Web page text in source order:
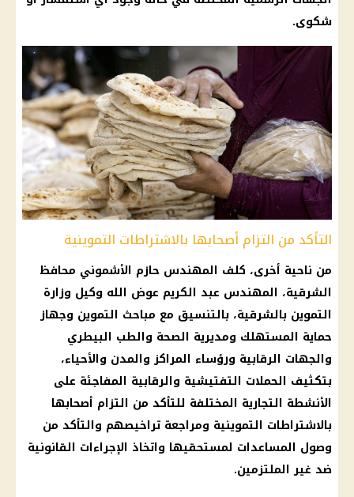
شكوى.
التأكد من التزام أصحابها بالاشتراطات التموينية
من ناحية أخرى، كلف المهندس حازم الأشموني محافظ
الشرقية، المهندس عبد الكريم عوض الله وكيل وزارة
التموين بالشرقية، بالتنسيق مع مباحث التموين وجهاز
حماية المستهلك ومديرية الصحة والطب البيطري
والجهات الرقابية ورؤساء المراكز والمدن والأحياء،
بتكثيف الحملات التفتيشية والرقابية المفاجئة على
الأنشطة التجارية المختلفة للتأكد من التزام أصحابها
بالاشتراطات التموينية ومراجعة تراخيصهم والتأكد من
وصول المساعدات لمستحقيها واتخاذ الإجراءات القانونية
ضد غير الملتزمين.